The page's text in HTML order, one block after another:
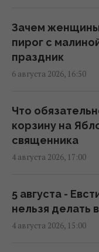
долгожданное
13:19 четверг, 06
После
(карта)
09:31 четверг, 06
Синоптик
почувствуют
08:28 четверг, 06
Зачем женщины
пирог с
праздник
6 августа 2026, 16:50
Что
корзину на
священника
4 августа 2026, 17:00
5 августа -
нельзя делать
4 августа 2026, 15:00